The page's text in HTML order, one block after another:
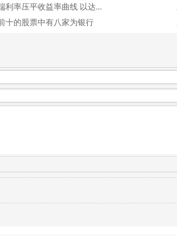
利率压平收益率曲线 以达...
十的股票中有八家为银行